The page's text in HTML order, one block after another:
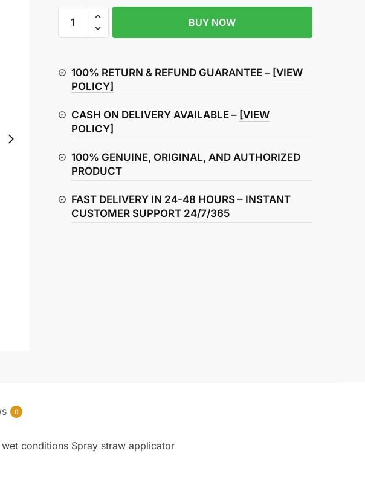
Off
Road
BUY NOW
100% RETURN & REFUND GUARANTEE – [VIEW
POLICY]
CASH ON DELIVERY AVAILABLE – [VIEW
POLICY]
100% GENUINE, ORIGINAL, AND AUTHORIZED
PRODUCT
FAST DELIVERY IN 24-48 HOURS – INSTANT
CUSTOMER SUPPORT 24/7/365
0
conditions Spray straw applicator